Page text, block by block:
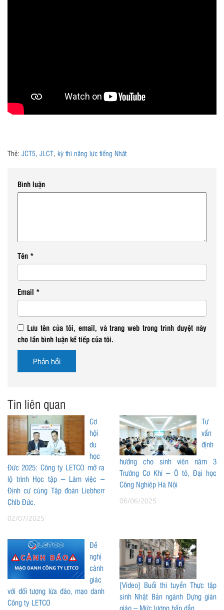
Thẻ: JCT5, JLCT, kỳ thi năng lực tiếng Nhật
Bình luận
Tên *
Email *
Lưu tên của tôi, email, và trang web trong trình duyệt này
cho lần bình luận kế tiếp của tôi.
Tin liên quan
Cơ
hội
du
học
Đức 2025: Công ty LETCO mở ra
lộ trình Học tập – Làm việc –
Định cư cùng Tập đoàn Liebherr
Chlb Đức.
02/07/2025
Tư
vấn
định
hướng cho sinh viên năm 3
Trường Cơ Khí – Ô tô, Đại học
Công Nghiệp Hà Nội
06/06/2025
Đề
nghị
cảnh
giác
với đối tượng lừa đảo, mạo danh
Công ty LETCO
[Video] Buổi thi tuyển Thực tập
sinh Nhật Bản ngành Dựng giàn
giáo – Mức lương hấp dẫn